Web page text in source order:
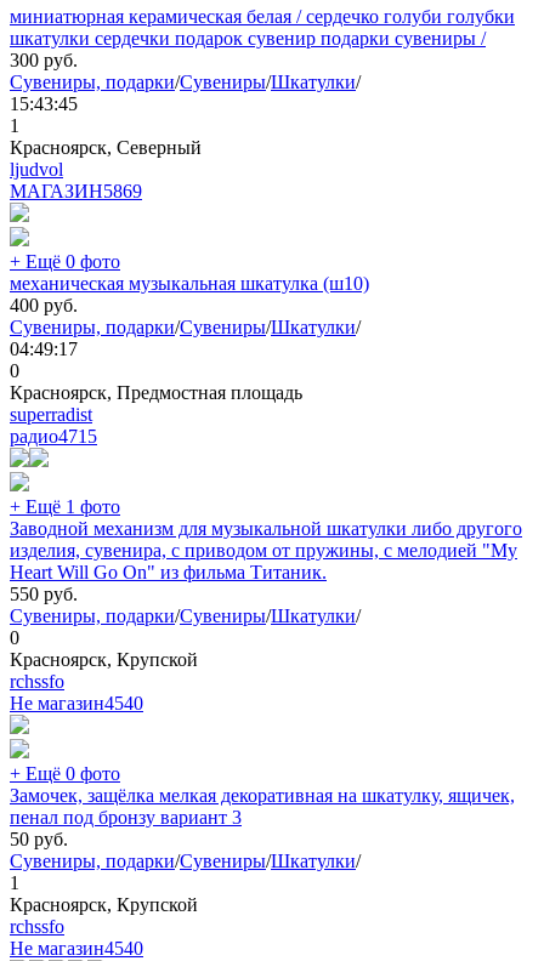
миниатюрная керамическая белая / сердечко голуби голубки
шкатулки сердечки подарок сувенир подарки сувениры /
300 руб.
Сувениры, подарки/Сувениры/Шкатулки/
15:43:45
1
Красноярск, Северный
ljudvol
МАГАЗИН5869
+ Ещё 0 фото
механическая музыкальная шкатулка (ш10)
400 руб.
Сувениры, подарки/Сувениры/Шкатулки/
04:49:17
0
Красноярск, Предмостная площадь
superradist
радио4715
+ Ещё 1 фото
Заводной механизм для музыкальной шкатулки либо другого
изделия, сувенира, с приводом от пружины, с мелодией "My
Heart Will Go On" из фильма Титаник.
550 руб.
Сувениры, подарки/Сувениры/Шкатулки/
0
Красноярск, Крупской
rchssfo
Не магазин4540
+ Ещё 0 фото
Замочек, защёлка мелкая декоративная на шкатулку, ящичек,
пенал под бронзу вариант 3
50 руб.
Сувениры, подарки/Сувениры/Шкатулки/
1
Красноярск, Крупской
rchssfo
Не магазин4540